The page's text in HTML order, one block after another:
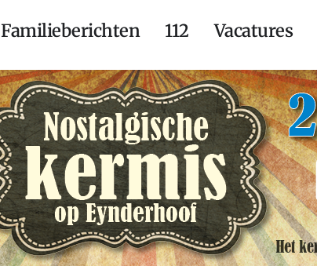
Familieberichten 112 Vacatures